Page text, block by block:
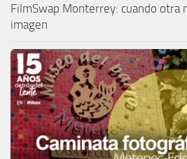
FilmSwap Monterrey: cuando otra
imagen